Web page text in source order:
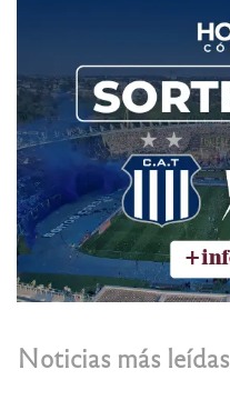
Noticias más leídas